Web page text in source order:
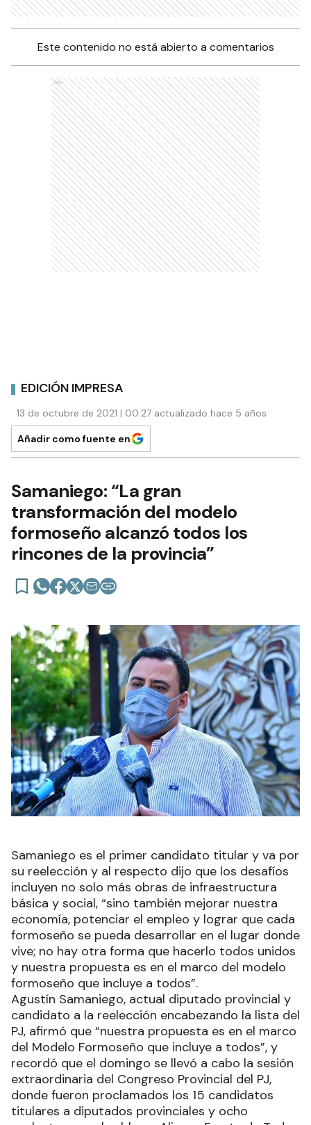
Este contenido no está abierto a comentarios
Ads
EDICIÓN IMPRESA
13 de octubre de 2021 | 00:27 actualizado hace 5 años
Añadir como fuente en
Samaniego: “La gran
transformación del modelo
formoseño alcanzó todos los
rincones de la provincia”
Samaniego es el primer candidato titular y va por
su reelección y al respecto dijo que los desafíos
incluyen no solo más obras de infraestructura
básica y social, “sino también mejorar nuestra
economía, potenciar el empleo y lograr que cada
formoseño se pueda desarrollar en el lugar donde
vive; no hay otra forma que hacerlo todos unidos
y nuestra propuesta es en el marco del modelo
formoseño que incluye a todos”.
Agustín Samaniego, actual diputado provincial y
candidato a la reelección encabezando la lista del
PJ, afirmó que “nuestra propuesta es en el marco
del Modelo Formoseño que incluye a todos”, y
recordó que el domingo se llevó a cabo la sesión
extraordinaria del Congreso Provincial del PJ,
donde fueron proclamados los 15 candidatos
titulares a diputados provinciales y ocho